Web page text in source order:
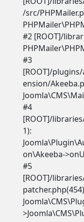
/src/
#2 [ROOT]/
#3
[ROOT]/
ension/
#4
[ROOT]/
1):
on\Akeeba-
#5
[ROOT]/